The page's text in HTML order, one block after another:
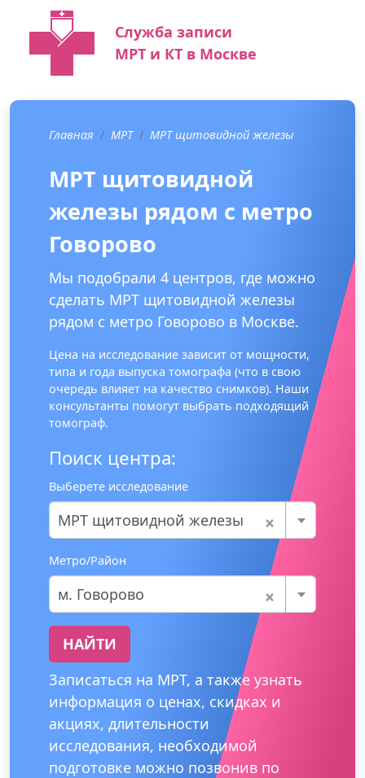
Служба записи
МРТ и КТ в Москве
Главная МРТ МРТ щитовидной железы
МРТ щитовидной
железы рядом с метро
Говорово
Мы подобрали 4 центров, где можно
сделать МРТ щитовидной железы
рядом с метро Говорово в Москве.
Цена на исследование зависит от мощности,
типа и года выпуска томографа (что в свою
очередь влияет на качество снимков). Наши
консультанты помогут выбрать подходящий
томограф.
Поиск центра:
Выберете исследование
×
МРТ щитовидной железы
Метро/Район
×
м. Говорово
НАЙТИ
Записаться на МРТ, а также узнать
информация о ценах, скидках и
акциях, длительности
исследования, необходимой
подготовке можно позвонив по